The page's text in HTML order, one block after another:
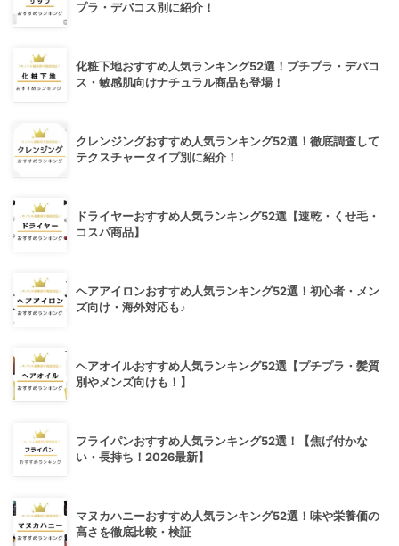
プラ・デパコス別に紹介！
化粧下地おすすめ人気ランキング52選！プチプラ・デパコ
ス・敏感肌向けナチュラル商品も登場！
クレンジングおすすめ人気ランキング52選！徹底調査して
テクスチャータイプ別に紹介！
ドライヤーおすすめ人気ランキング52選【速乾・くせ毛・
コスパ商品】
ヘアアイロンおすすめ人気ランキング52選！初心者・メン
ズ向け・海外対応も♪
ヘアオイルおすすめ人気ランキング52選【プチプラ・髪質
別やメンズ向けも！】
フライパンおすすめ人気ランキング52選！【焦げ付かな
い・長持ち！2026最新】
マヌカハニーおすすめ人気ランキング52選！味や栄養価の
高さを徹底比較・検証